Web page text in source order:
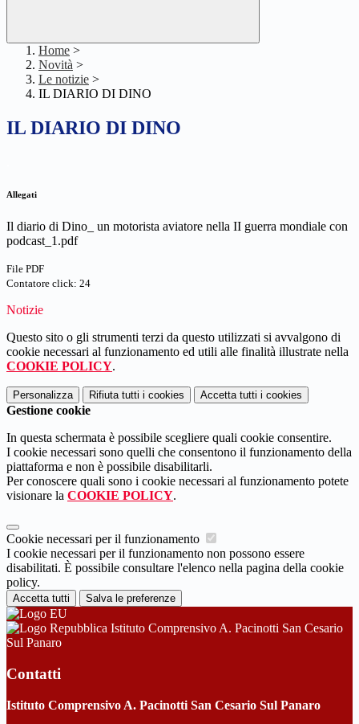
Home >
Novità >
Le notizie >
IL DIARIO DI DINO
IL DIARIO DI DINO
Allegati
Il diario di Dino_ un motorista aviatore nella II guerra mondiale con
podcast_1.pdf
File PDF
Contatore click: 24
Notizie
Questo sito o gli strumenti terzi da questo utilizzati si avvalgono di
cookie necessari al funzionamento ed utili alle finalità illustrate nella
COOKIE POLICY.
Personalizza Rifiuta tutti i cookies Accetta tutti i cookies
Gestione cookie
In questa schermata è possibile scegliere quali cookie consentire.
I cookie necessari sono quelli che consentono il funzionamento della
piattaforma e non è possibile disabilitarli.
Per conoscere quali sono i cookie necessari al funzionamento potete
visionare la COOKIE POLICY.
Cookie necessari per il funzionamento
I cookie necessari per il funzionamento non possono essere
disabilitati. È possibile consultare l'elenco nella pagina della cookie
policy.
Accetta tutti Salva le preferenze
Istituto Comprensivo A. Pacinotti San Cesario
Sul Panaro
Contatti
Istituto Comprensivo A. Pacinotti San Cesario Sul Panaro